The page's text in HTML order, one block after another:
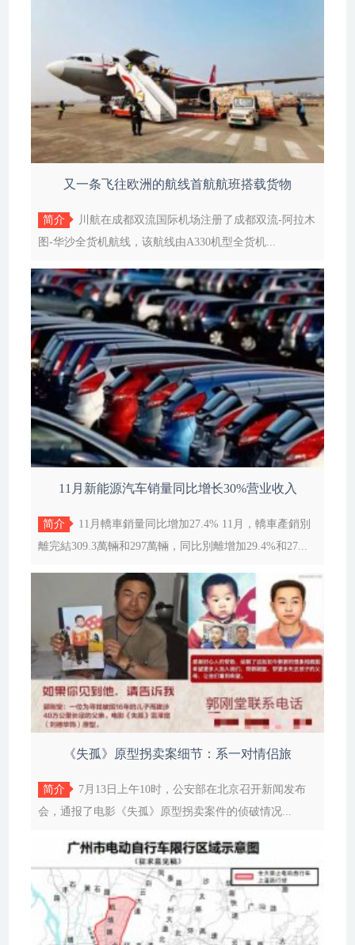
又一条飞往欧洲的航线首航航班搭载货物
简介
川航在成都双流国际机场注册了成都双流-阿拉木
图-华沙全货机航线，该航线由A330机型全货机...
11月新能源汽车销量同比增长30%营业收入
简介
11月轎車銷量同比增加27.4% 11月，轎車產銷別
離完結309.3萬輛和297萬輛，同比別離增加29.4%和27...
《失孤》原型拐卖案细节：系一对情侣旅
简介
7月13日上午10时，公安部在北京召开新闻发布
会，通报了电影《失孤》原型拐卖案件的侦破情况...